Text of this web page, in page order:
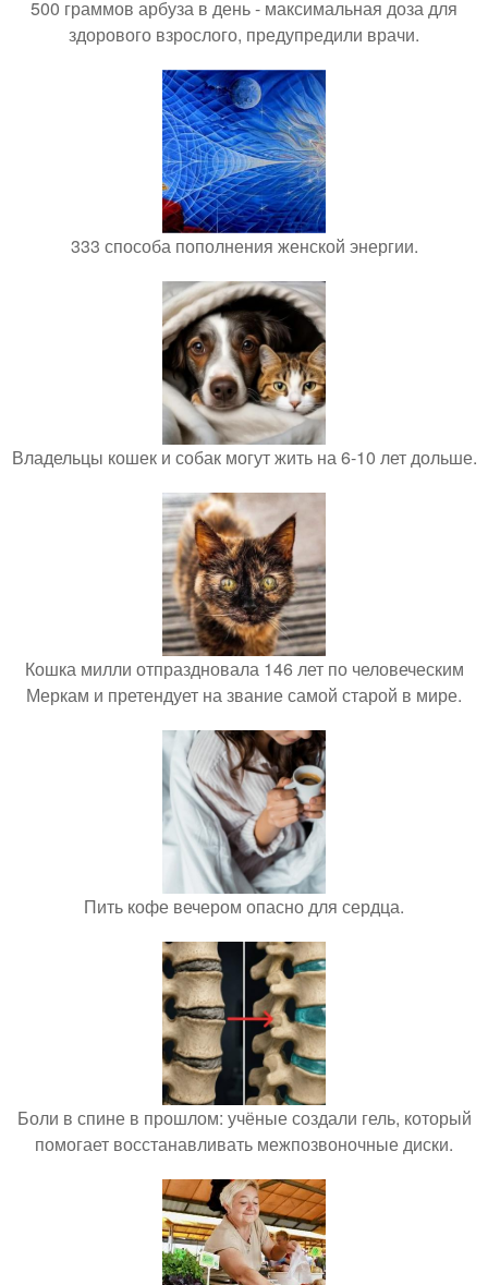
500 граммов арбуза в день - максимальная доза для
здорового взрослого, предупредили врачи.
333 способа пополнения женской энергии.
Владельцы кошек и собак могут жить на 6-10 лет дольше.
Кошка милли отпраздновала 146 лет по человеческим
Меркам и претендует на звание самой старой в мире.
Пить кофе вечером опасно для сердца.
Боли в спине в прошлом: учёные создали гель, который
помогает восстанавливать межпозвоночные диски.